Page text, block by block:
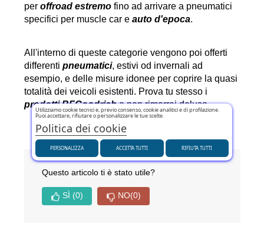
per offroad estremo fino ad arrivare a pneumatici
specifici per muscle car e auto d'epoca.
All'interno di queste categorie vengono poi offerti
differenti pneumatici, estivi od invernali ad
esempio, e delle misure idonee per coprire la quasi
prodotti BFGoodrich e non rimarrai deluso.
Questo articolo ti è stato utile?
SÌ (0) NO(0)
Utilizziamo cookie tecnici e, previo consenso, cookie analitici e di profilazione.
Puoi accettare, rifiutare o personalizzare le tue scelte.
Politica dei cookie
PERSONALIZZA RIFIUTA TUTTI
ACCETTA TUTTI